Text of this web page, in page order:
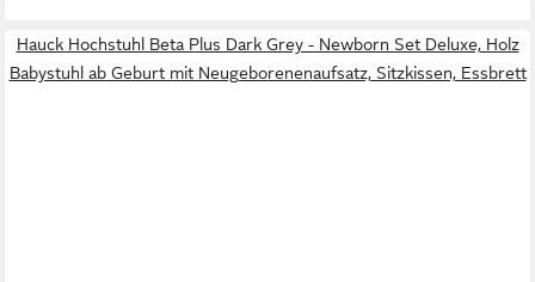
Hauck Hochstuhl Beta Plus Dark Grey - Newborn Set Deluxe, Holz
Babystuhl ab Geburt mit Neugeborenenaufsatz, Sitzkissen, Essbrett